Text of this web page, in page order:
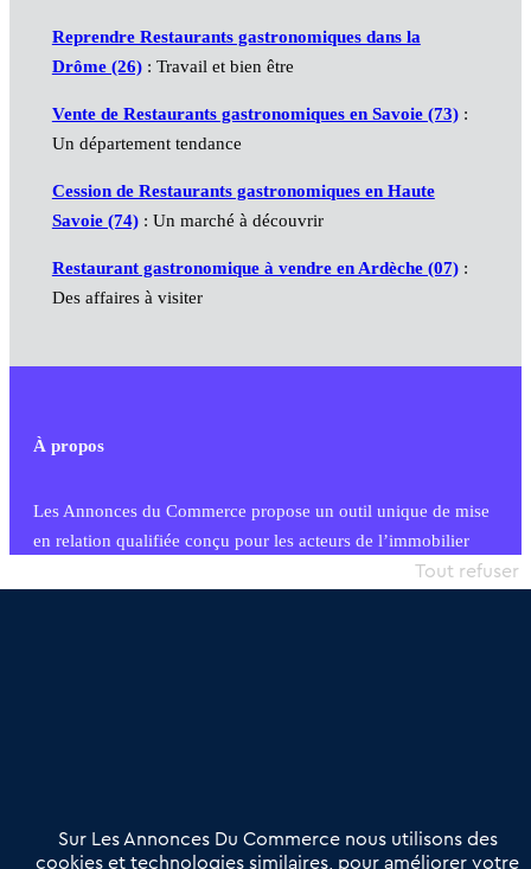
Reprendre Restaurants gastronomiques dans la
Drôme (26): Travail et bien être
Vente de Restaurants gastronomiques en Savoie (73):
Un département tendance
Cession de Restaurants gastronomiques en Haute
Savoie (74): Un marché à découvrir
Restaurant gastronomique à vendre en Ardèche (07):
Des affaires à visiter
À propos
Les Annonces du Commerce propose un outil unique de mise
en relation qualifiée conçu pour les acteurs de l’immobilier
commercial et les collectivités territoriales, simple et intégrant
Offres Pro
Actualités
Qui sommes nous ?
Sur Les Annonces Du Commerce nous utilisons des
cookies et technologies similaires, pour améliorer votre
Tout refuser